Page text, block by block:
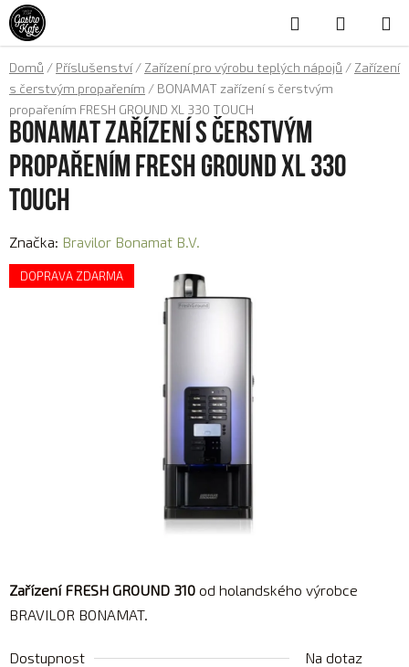
Přejít
na
obsah
Hledat
KOŠÍK
Domů / Příslušenství / Zařízení pro výrobu teplých nápojů / Zařízení
s čerstvým propařením / BONAMAT zařízení s čerstvým
propařením FRESH GROUND XL 330 TOUCH
Zařízení FRESH GROUND 310 od holandského výrobce
BRAVILOR BONAMAT.
Dostupnost Na dotaz
BONAMAT zařízení s čerstvým
propařením FRESH GROUND XL 330
TOUCH
Značka: Bravilor Bonamat B.V.
DOPRAVA ZDARMA